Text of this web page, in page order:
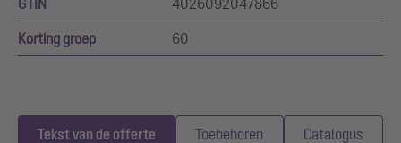
GTIN 4026092047866
Korting groep 60
Tekst van de offerte Toebehoren Catalogus